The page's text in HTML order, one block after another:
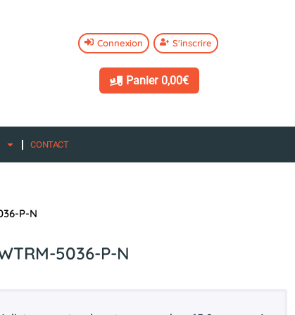
Connexion S'inscrire
Panier 0,00€
CONTACT
5036-P-N
P-N